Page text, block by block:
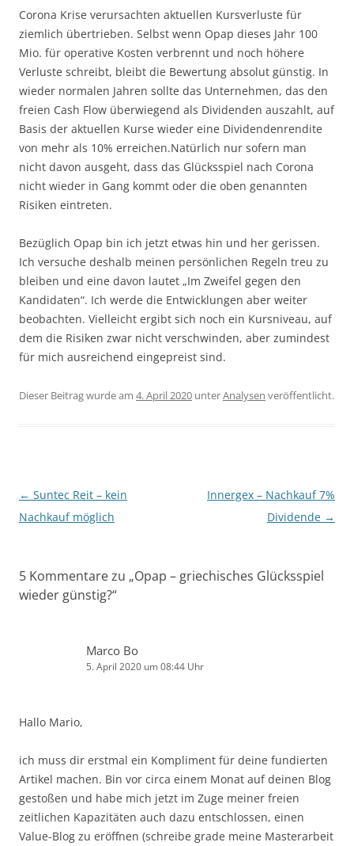
Corona Krise verursachten aktuellen Kursverluste für
ziemlich übertrieben. Selbst wenn Opap dieses Jahr 100
Mio. für operative Kosten verbrennt und noch höhere
Verluste schreibt, bleibt die Bewertung absolut günstig. In
wieder normalen Jahren sollte das Unternehmen, das den
freien Cash Flow überwiegend als Dividenden auszahlt, auf
Basis der aktuellen Kurse wieder eine Dividendenrendite
von mehr als 10% erreichen.Natürlich nur sofern man
nicht davon ausgeht, dass das Glücksspiel nach Corona
nicht wieder in Gang kommt oder die oben genannten
Risiken eintreten.
Bezüglich Opap bin ich jetzt etwas hin und her gerissen.
Ich versuche deshalb meinen persönlichen Regeln treu zu
bleiben und eine davon lautet „Im Zweifel gegen den
Kandidaten“. Ich werde die Entwicklungen aber weiter
beobachten. Vielleicht ergibt sich noch ein Kursniveau, auf
dem die Risiken zwar nicht verschwinden, aber zumindest
für mich ausreichend eingepreist sind.
Dieser Beitrag wurde am 4. April 2020 unterAnalysen veröffentlicht.
Beitragsnavigation
← Suntec Reit – kein
Nachkauf möglich
Innergex – Nachkauf 7%
Dividende →
5 Kommentare zu „Opap – griechisches Glücksspiel
wieder günstig?“
Marco Bo
5. April 2020 um 08:44 Uhr
Hallo Mario,
ich muss dir erstmal ein Kompliment für deine fundierten
Artikel machen. Bin vor circa einem Monat auf deinen Blog
gestoßen und habe mich jetzt im Zuge meiner freien
zeitlichen Kapazitäten auch dazu entschlossen, einen
Value-Blog zu eröffnen (schreibe grade meine Masterarbeit